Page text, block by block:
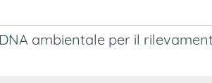
ambientale per il